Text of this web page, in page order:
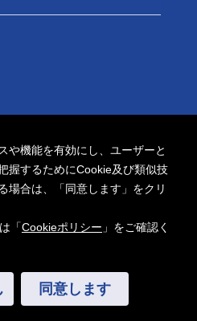
や機能を有効にし、ユーザーと
握するためにCookie及び類似技
場合は、「同意します」をクリ
「Cookieポリシー 」をご確認く
同意します
Solution Co.,Ltd.